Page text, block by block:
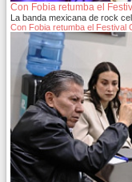
Con Fobia retumba el
La banda mexicana de rock
Con Fobia retumba el Festival